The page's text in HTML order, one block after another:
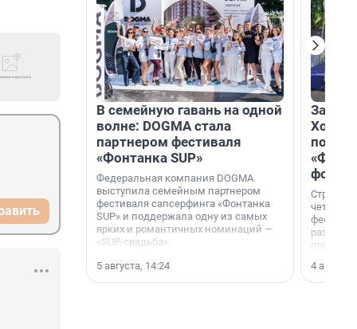
В семейную гавань на одной
волне: DOGMA стала
партнером фестиваля
«Фонтанка SUP»
Федеральная компания DOGMA
выступила семейным партнером
фестиваля сапсерфинга «Фонтанка
SUP» и поддержала одну из самых
ярких и романтичных номинаций —
«SUP-свадьба».
5 августа, 14:24
раз
4